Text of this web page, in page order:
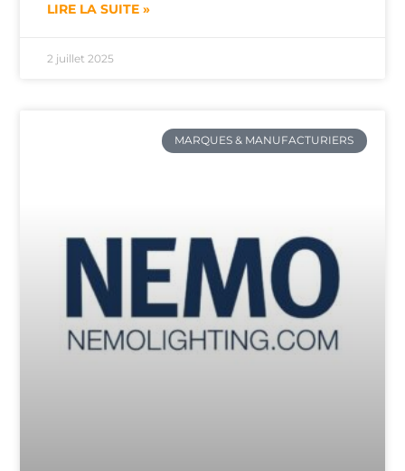
LIRE LA SUITE »
2 juillet 2025
MARQUES & MANUFACTURIERS